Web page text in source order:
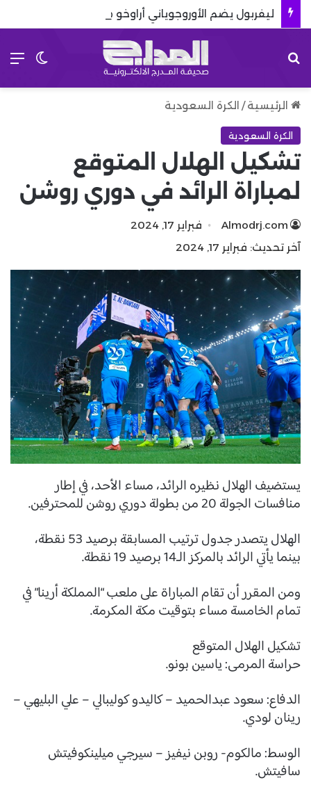
الرئيسية / الكرة السعودية
الكرة السعودية
تشكيل الهلال المتوقع
لمباراة الرائد في دوري روشن
Almodrj.com
فبراير 17, 2024
آخر تحديث: فبراير 17, 2024
يستضيف الهلال نظيره الرائد، مساء الأحد، في إطار
منافسات الجولة 20 من بطولة دوري روشن للمحترفين.
الهلال يتصدر جدول ترتيب المسابقة برصيد 53 نقطة،
بينما يأتي الرائد بالمركز الـ14 برصيد 19 نقطة.
ومن المقرر أن تقام المباراة على ملعب “المملكة أرينا” في
تمام الخامسة مساء بتوقيت مكة المكرمة.
تشكيل الهلال المتوقع
حراسة المرمى: ياسين بونو.
الدفاع: سعود عبدالحميد – كاليدو كوليبالي – علي البليهي –
رينان لودي.
الوسط: مالكوم- روبن نيفيز – سيرجي ميلينكوفيتش
سافيتش.